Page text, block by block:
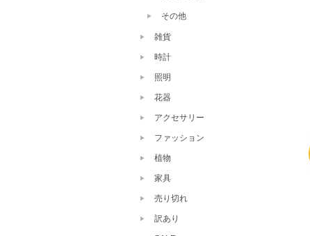
その他
雑貨
時計
照明
花器
アクセサリー
ファッション
植物
家具
売り切れ
訳あり